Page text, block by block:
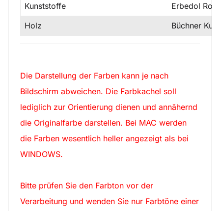
Kunststoffe
Erbedol
Holz
Büchner
Die Darstellung der Farben kann je nach
Bildschirm abweichen. Die Farbkachel soll
lediglich zur Orientierung dienen und annähernd
die Originalfarbe darstellen. Bei MAC werden
die Farben wesentlich heller angezeigt als bei
WINDOWS.
Bitte prüfen Sie den Farbton vor der
Verarbeitung und wenden Sie nur Farbtöne einer